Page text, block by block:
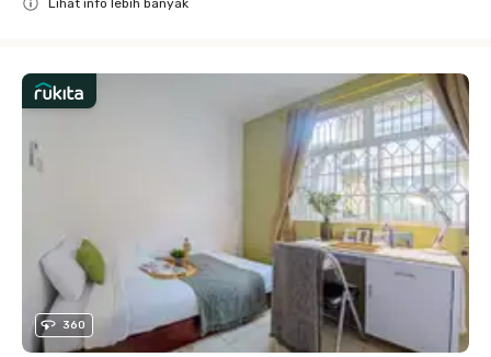
Lihat info lebih banyak
360